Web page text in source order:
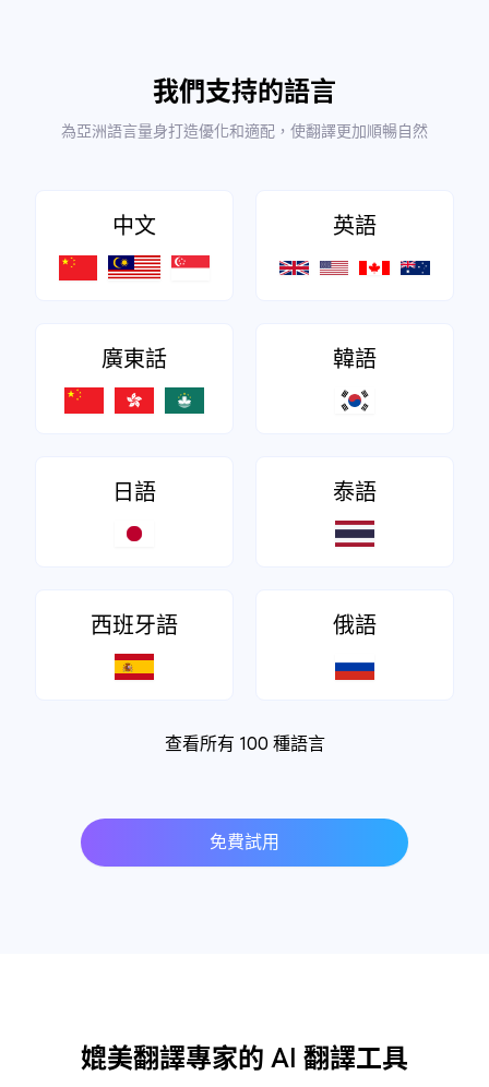
我們支持的語言
為亞洲語言量身打造優化和適配，使翻譯更加順暢自然
中文 英語
廣東話 韓語
日語 泰語
西班牙語 俄語
查看所有 100 種語言
免費試用
媲美翻譯專家的 AI 翻譯工具